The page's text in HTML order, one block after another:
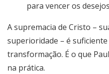
para vencer os
A supremacia de Cristo –
superioridade – é
transformação. É o que
na prática.